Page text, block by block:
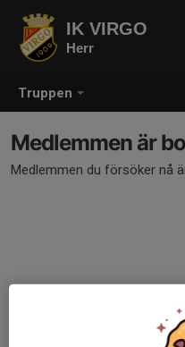
Truppen
IK VIRGO
Herr
Medlemmen är
Medlemmen du försöker nå